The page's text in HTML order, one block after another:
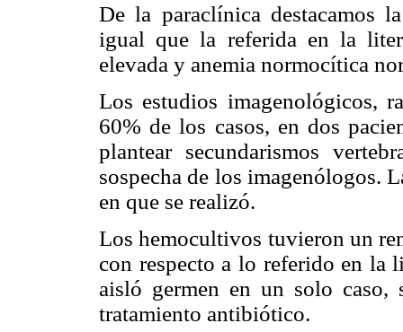
De la paraclínica destacamos
igual que la referida en la
elevada y anemia normocítica
Los estudios imagenológicos,
60% de los casos, en dos
plantear secundarismos
sospecha de los imagenólogos.
en que se realizó.
Los hemocultivos tuvieron un
con respecto a lo referido en la
aisló germen en un solo caso,
tratamiento antibiótico.